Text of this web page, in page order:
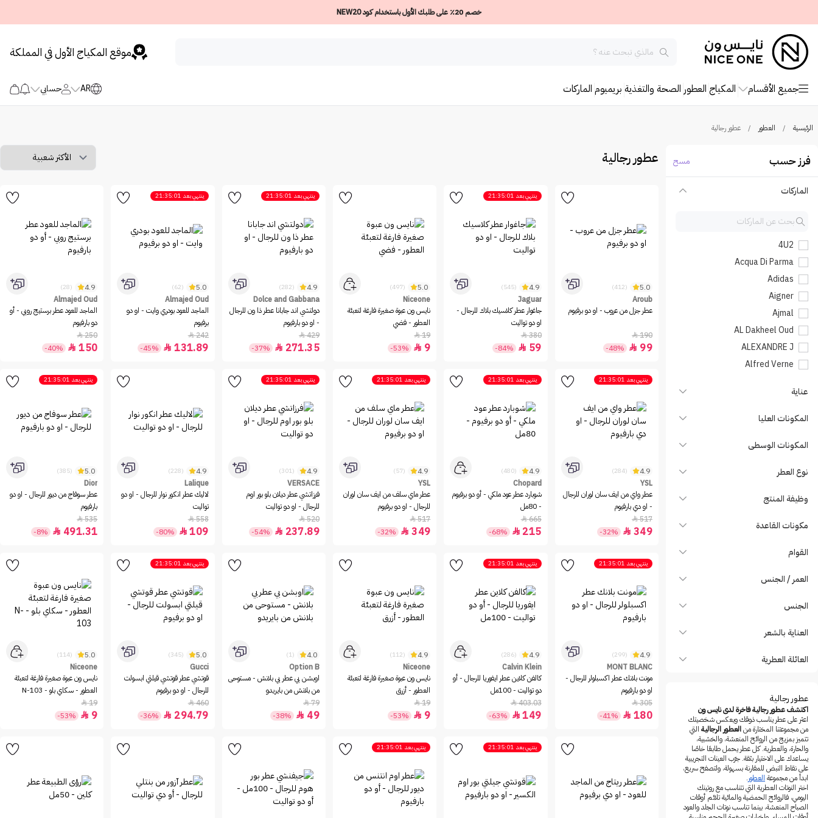
خصم 20٪ على طلبك الأول باستخدام كود NEW20
موقع المكياج الأول في المملكة
جميع الأقسام المكياج العطور الصحة والتغذية بريميوم الماركات AR حسابي
الرئيسية / العطور / عطور رجالية
فرز حسب مسح
الماركات
4U2
Acqua Di Parma
Adidas
Aigner
Ajmal
AL Dakheel Oud
ALEXANDRE J
Alfred Verne
Antonio Banderas
Armaf
Aroub
Atelier Des Ors
Bentley
Beverly Hills Polo Club
Boadicea The Victorious
Brioni
BURBERRY
Cacharel
Calvin Klein
Carner Barcelona
Carolina Herrera
Caron
cartier
Carven
عناية
المكونات العليا
المكونات الوسطى
نوع العطر
وظيفة المنتج
مكونات القاعدة
القوام
العمر / الجنس
الجنس
العناية بالشعر
العائلة العطرية
عطور رجالية
اكتشف عطور رجالية فاخرة لدى نايس ون
اعثر على عطر يناسب ذوقك ويعكس شخصيتك
من مجموعتنا المختارة منالعطور الرجالية التي
تتميز بمزيج من الروائح المنعشة، والخشبية،
والحارة، والعطرية. كل عطر يحمل طابعًا خاصًا
يساعدك على الاختيار بثقة. جرّب العينات التجريبية
على نقاط النبض للمقارنة بسهولة، ولتصفح سريع،
ابدأ من مجموعة العطور.
اختر النوتات العطرية التي تتناسب مع روتينك
اليومي، فالروائح الحمضية والمائية تلائم أوقات
الصباح المنعشة، بينما تناسب نوتات الجلد والعود
عطور رجالية
5.0
(412)
Aroub
عطر جزل من عروب - او دو برفيوم
190

99

-48%
ينتهي بعد 21:35:01
4.9
(545)
Jaguar
جاغوار عطر كلاسيك بلاك للرجال -
او دو تواليت
380

59

-84%
5.0
(497)
Niceone
نايس ون عبوة صغيرة فارغة لتعبئة
العطور - فضي
19

9

-53%
ينتهي بعد 21:35:01
4.9
(282)
Dolce and Gabbana
دولتشي اند جابانا عطر ذا ون للرجال
- او دو بارفيوم
429

271.35

-37%
ينتهي بعد 21:35:01
5.0
(62)
Almajed Oud
الماجد للعود بودري وايت - او دو
برفيوم
242

131.89

-45%
4.9
(28)
Almajed Oud
الماجد للعود عطر برستيج روبي - أو
دو بارفيوم
250

150

-40%
ينتهي بعد 21:35:01
4.9
(284)
YSL
عطر واي من ايف سان لوران للرجال
- او دي بارفيوم
517

349

-32%
ينتهي بعد 21:35:01
4.9
(480)
Chopard
شوبارد عطر عود ملكي - أو دو برفيوم
- 80مل
665

215

-68%
ينتهي بعد 21:35:01
4.9
(57)
YSL
عطر ماي سلف من ايف سان لوران
للرجال - او دو برفيوم
517

349

-32%
ينتهي بعد 21:35:01
4.9
(301)
VERSACE
فرزاتشي عطر ديلان بلو بور اوم
للرجال - او دو تواليت
520

237.89

-54%
4.9
(228)
Lalique
لاليك عطر انكور نوار للرجال - او دو
تواليت
558

109

-80%
ينتهي بعد 21:35:01
5.0
(385)
Dior
عطر سوفاج من ديور للرجال - او دو
بارفيوم
535

491.31

-8%
ينتهي بعد 21:35:01
4.9
(299)
MONT BLANC
مونت بلانك عطر اكسبلولر للرجال -
او دو بارفيوم
305

180

-41%
ينتهي بعد 21:35:01
4.9
(286)
Calvin Klein
كالفن كلاين عطر ايفوريا للرجال - أو
دو تواليت - 100مل
403.03

149

-63%
4.9
(112)
Niceone
نايس ون عبوة صغيرة فارغة لتعبئة
العطور - أزرق
19

9

-53%
4.0
(1)
Option B
اوبشن بي عطر بي بلانش - مستوحى
من بلانش من بايريدو
79

49

-38%
ينتهي بعد 21:35:01
5.0
(345)
Gucci
قوتشي عطر قوتشي قيلتي ابسولت
للرجال - او دو برفيوم
460

294.79

-36%
5.0
(114)
Niceone
نايس ون عبوة صغيرة فارغة لتعبئة
العطور - سكاي بلو - N-103
19

9

-53%
ينتهي بعد 21:35:01 ينتهي بعد 21:35:01